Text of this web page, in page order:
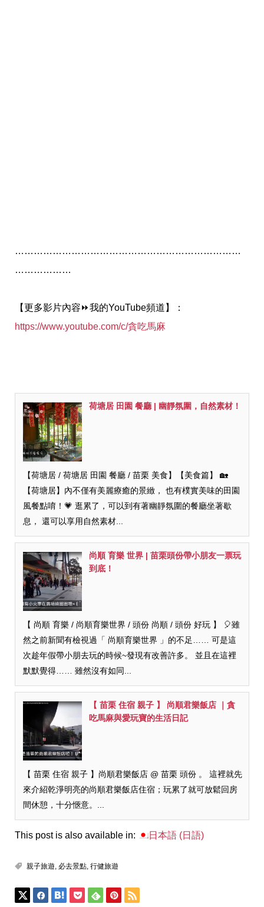
………………………………………………………………
………………
【更多影片內容⏩我的YouTube頻道】：
https://www.youtube.com/c/貪吃馬麻
荷塘居 田園 餐廳 | 幽靜氛圍，自然素材！
【荷塘居 / 荷塘居 田園 餐廳 / 苗栗 美食】【美食篇】 🏡
【荷塘居】內不僅有美麗療癒的景緻， 也有樸實美味的田園
風餐點唷！💗 逛累了，可以到有著幽靜氛圍的餐廳坐著歇
息， 還可以享用自然素材...
尚順 育樂 世界 | 苗栗頭份帶小朋友一票玩
到底！
【 尚順 育樂 / 尚順育樂世界 / 頭份 尚順 / 頭份 好玩 】 🎈雖
然之前新聞有檢視過「 尚順育樂世界 」的不足…… 可是這
次趁年假帶小朋去玩的時候~發現有改善許多。 並且在這裡
默默覺得…… 雖然沒有如同...
【 苗栗 住宿 親子 】 尚順君樂飯店 ｜貪
吃馬麻與愛玩寶的生活日記
【 苗栗 住宿 親子 】尚順君樂飯店 @ 苗栗 頭份 。 這裡就先
來介紹乾淨明亮的尚順君樂飯店住宿；玩累了就可放鬆回房
間休憩，十分愜意。...
This post is also available in: 日本語(日語)
親子旅遊, 必去景點, 行健旅遊